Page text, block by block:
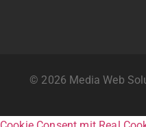
© 2026 Media Web